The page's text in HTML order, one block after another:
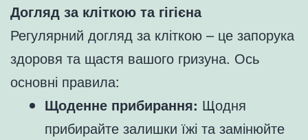
Догляд за кліткою та гігієна
Регулярний догляд за кліткою – це запорука
здоровя та щастя вашого гризуна. Ось
основні правила:
Щоденне прибирання: Щодня
прибирайте залишки їжі та замінюйте